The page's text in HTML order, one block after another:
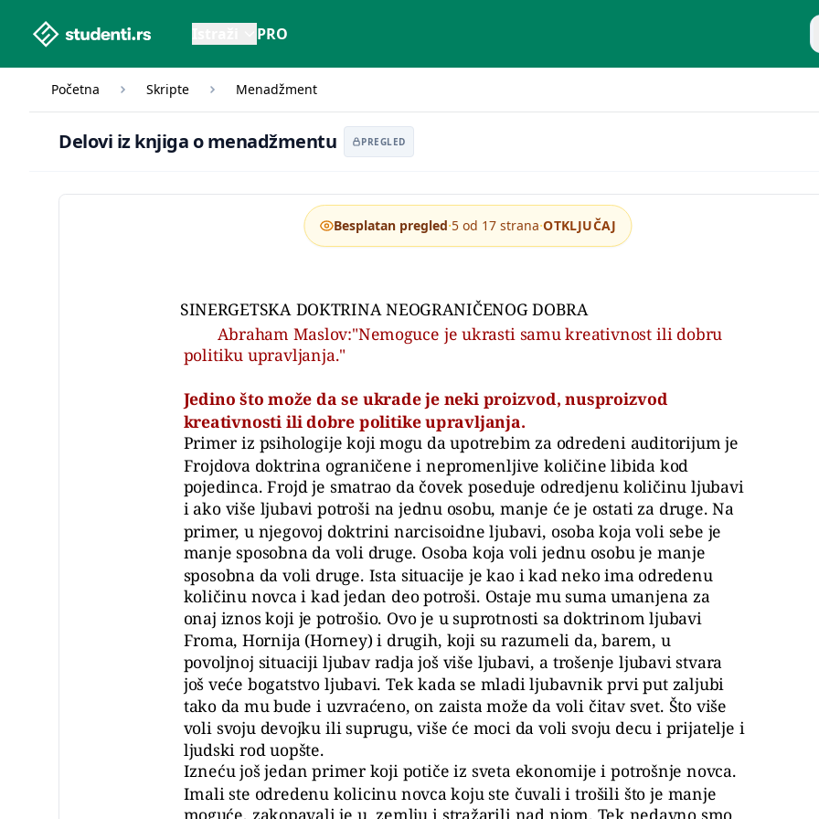
studenti.rs home page PRO
Početna Skripte Menadžment
Delovi iz knjiga o menadžmentu
Delovi iz knjiga o menadžmentu PREGLED
SINERGETSKA DOKTRINA NEOGRANIČENOG DOBRA
Abraham Maslov:"Nemoguce je ukrasti samu kreativnost ili dobru
politiku upravljanja."
Jedino što može da se ukrade je neki proizvod, nusproizvod
kreativnosti ili dobre politike upravljanja.
Primer iz psihologije koji mogu da upotrebim za odredeni auditorijum je
Frojdova doktrina ograničene i nepromenljive količine libida kod
pojedinca. Frojd je smatrao da čovek poseduje odredjenu količinu ljubavi
i ako više ljubavi potroši na jednu osobu, manje će je ostati za druge. Na
primer, u njegovoj doktrini narcisoidne ljubavi, osoba koja voli sebe je
manje sposobna da voli druge. Osoba koja voli jednu osobu je manje
sposobna da voli druge. Ista situacije je kao i kad neko ima odredenu
količinu novca i kad jedan deo potroši. Ostaje mu suma umanjena za
onaj iznos koji je potrošio. Ovo je u suprotnosti sa doktrinom ljubavi
Froma, Hornija (Horney) i drugih, koji su razumeli da, barem, u
povoljnoj situaciji ljubav radja još više ljubavi, a trošenje ljubavi stvara
još veće bogatstvo ljubavi. Tek kada se mladi ljubavnik prvi put zaljubi
tako da mu bude i uzvraćeno, on zaista može da voli čitav svet. Što više
voli svoju devojku ili suprugu, više će moci da voli svoju decu i prijatelje i
ljudski rod uopšte.
Izneću još jedan primer koji potiče iz sveta ekonomije i potrošnje novca.
Imali ste odredenu kolicinu novca koju ste čuvali i trošili što je manje
Besplatan pregled·5 od 17 strana·OTKLJUČAJ